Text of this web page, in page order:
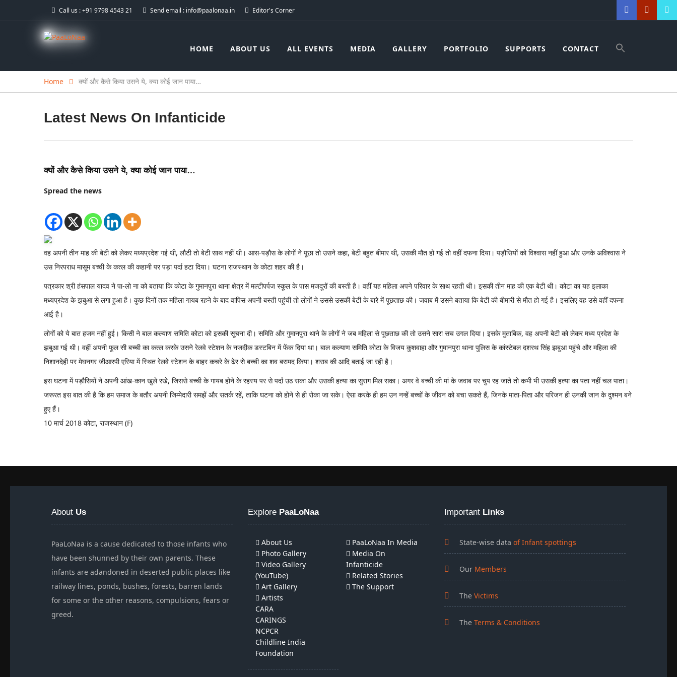
Call us :+91 9798 4543 21 Send email : info@paalonaa.in Editor's Corner
HOME ABOUT US ALL EVENTS MEDIA GALLERY PORTFOLIO SUPPORTS CONTACT
Home क्यों और कैसे किया उसने ये, क्या कोई जान पाया…
Latest News On Infanticide
क्यों और कैसे किया उसने ये, क्या कोई जान पाया…
Spread the news
वह अपनी तीन माह की बेटी को लेकर मध्यप्रदेश गई थी, लौटी तो बेटी साथ नहीं थी। आस-पड़ौस के लोगों ने पूछा तो उसने कहा, बेटी बहुत बीमार थी, उसकी मौत हो गई तो वहीं दफना दिया। पड़ौसियों को विश्वास नहीं हुआ और उनके अविश्वास ने
उस निरपराध मासूम बच्ची के कत्ल की कहानी पर पड़ा पर्दा हटा दिया। घटना राजस्थान के कोटा शहर की है।
पत्रकार श्री हंसपाल यादव ने पा-लो ना को बताया कि कोटा के गुमानपुरा थाना क्षेत्र में मल्टीपर्पज स्कूल के पास मजदूरों की बस्ती है। वहीं यह महिला अपने परिवार के साथ रहती थी। इसकी तीन माह की एक बेटी थी। कोटा का यह इलाका
मध्यप्रदेश के झबुआ से लगा हुआ है। कुछ दिनों तक महिला गायब रहने के बाद वापिस अपनी बस्ती पहुंची तो लोगों ने उससे उसकी बेटी के बारे में पूछताछ की। जवाब में उसने बताया कि बेटी की बीमारी से मौत हो गई है। इसलिए वह उसे वहीं दफना
आई है।
लोगों को ये बात हजम नहीं हुई। किसी ने बाल कल्याण समिति कोटा को इसकी सूचना दी। समिति और गुमानपुरा थाने के लोगों ने जब महिला से पूछताछ की तो उसने सारा सच उगल दिया। इसके मुताबिक, वह अपनी बेटी को लेकर मध्य प्रदेश के
झबुआ गई थी। वहीं अपनी फूल सी बच्ची का कत्ल करके उसने रेलवे स्टेशन के नजदीक डस्टबिन में फेंक दिया था। बाल कल्याण समिति कोटा के विजय कुशवाहा और गुमानपुरा थाना पुलिस के कांस्टेबल दशरथ सिंह झबुआ पहुंचे और महिला की
निशानदेही पर मेघनगर जीआरपी एरिया में स्थित रेलवे स्टेशन के बाहर कचरे के ढेर से बच्ची का शव बरामद किया। शराब की आदि बताई जा रही है।
इस घटना में पड़ौसियों ने अपनी आंख-कान खुले रखे, जिससे बच्ची के गायब होने के रहस्य पर से पर्दा उठ सका और उसकी हत्या का सुराग मिल सका। अगर वे बच्ची की मां के जवाब पर चुप रह जाते तो कभी भी उसकी हत्या का पता नहीं चल पाता।
जरूरत इस बात की है कि हम समाज के बतौर अपनी जिम्मेदारी समझें और सतर्क रहें, ताकि घटना को होने से ही रोका जा सके। ऐसा करके ही हम उन नन्हें बच्चों के जीवन को बचा सकते हैं, जिनके माता-पिता और परिजन ही उनकी जान के दुश्मन बने
हुए हैं।
10 मार्च 2018 कोटा, राजस्थान (F)
About Us
PaaLoNaa is a cause dedicated to those infants who
have been shunned by their own parents. These
infants are adandoned in deserted public places like
railway lines, ponds, bushes, forests, barren lands
for some or the other reasons, compulsions, fears or
greed.
Explore PaaLoNaa
About Us
Photo Gallery
Video Gallery
(YouTube)
Art Gallery
Artists
CARA
CARINGS
NCPCR
Childline India
Foundation
PaaLoNaa In Media
Media On
Infanticide
Related Stories
The Support
Important Links
State-wise data of Infant spottings
Our Members
The Victims
The Terms & Conditions